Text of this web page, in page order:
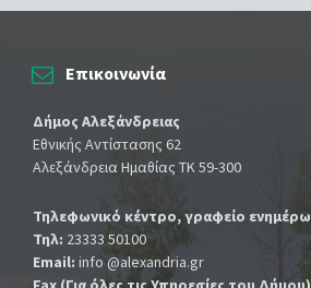
Επικοινωνία
Δήμος Αλεξάνδρειας
Εθνικής Αντίστασης 62
Αλεξάνδρεια Ημαθίας ΤΚ 59-300
Τηλεφωνικό κέντρο, γραφείο
Τηλ: 23333 50100
Email: info @alexandria.gr